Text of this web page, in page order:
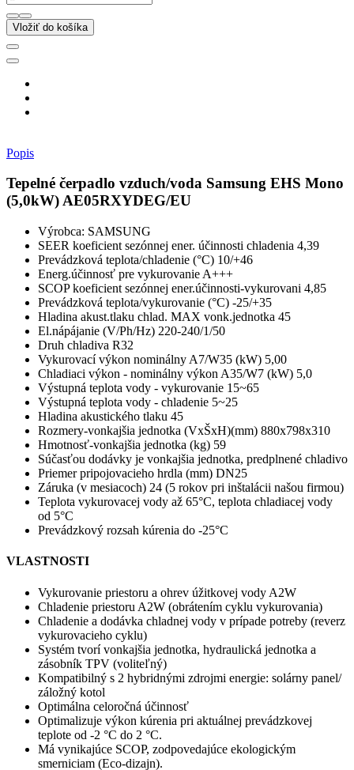
Vložiť do košíka
Popis
Tepelné čerpadlo vzduch/voda Samsung EHS Mono
(5,0kW) AE05RXYDEG/EU
Výrobca: SAMSUNG
SEER koeficient sezónnej ener. účinnosti chladenia 4,39
Prevádzková teplota/chladenie (°C) 10/+46
Energ.účinnosť pre vykurovanie A+++
SCOP koeficient sezónnej ener.účinnosti-vykurovani 4,85
Prevádzková teplota/vykurovanie (°C) -25/+35
Hladina akust.tlaku chlad. MAX vonk.jednotka 45
El.nápájanie (V/Ph/Hz) 220-240/1/50
Druh chladiva R32
Vykurovací výkon nominálny A7/W35 (kW) 5,00
Chladiaci výkon - nominálny výkon A35/W7 (kW) 5,0
Výstupná teplota vody - vykurovanie 15~65
Výstupná teplota vody - chladenie 5~25
Hladina akustického tlaku 45
Rozmery-vonkajšia jednotka (VxŠxH)(mm) 880x798x310
Hmotnosť-vonkajšia jednotka (kg) 59
Súčasťou dodávky je vonkajšia jednotka, predplnené chladivo
Priemer pripojovacieho hrdla (mm) DN25
Záruka (v mesiacoch) 24 (5 rokov pri inštalácii našou firmou)
Teplota vykurovacej vody až 65°C, teplota chladiacej vody
od 5°C
Prevádzkový rozsah kúrenia do -25°C
VLASTNOSTI
Vykurovanie priestoru a ohrev úžitkovej vody A2W
Chladenie priestoru A2W (obrátením cyklu vykurovania)
Chladenie a dodávka chladnej vody v prípade potreby (reverz
vykurovacieho cyklu)
Systém tvorí vonkajšia jednotka, hydraulická jednotka a
zásobník TPV (voliteľný)
Kompatibilný s 2 hybridnými zdrojmi energie: solárny panel/
záložný kotol
Optimálna celoročná účinnosť
Optimalizuje výkon kúrenia pri aktuálnej prevádzkovej
teplote od -2 °C do 2 °C.
Má vynikajúce SCOP, zodpovedajúce ekologickým
smerniciam (Eco-dizajn).